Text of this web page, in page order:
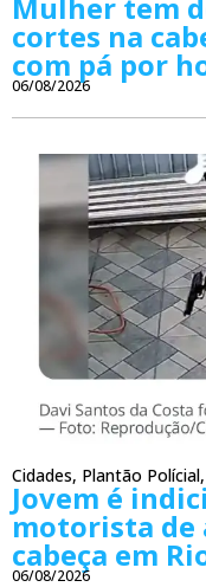
Mulher tem
cortes na
com pá por
06/08/2026
Cidades, Plantão Polícial,
Jovem é
motorista de
cabeça em
06/08/2026